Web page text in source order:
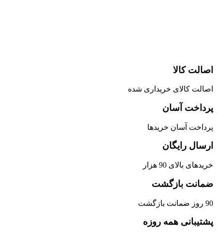
اصالت کالا
اصالت کالای خریداری شده
پرداخت آسان
پرداخت آسان خریدها
ارسال رایگان
خریدهای بالای 90 هزار
ضمانت بازگشت
90 روز ضمانت بازگشت
پشتیبانی همه روزه